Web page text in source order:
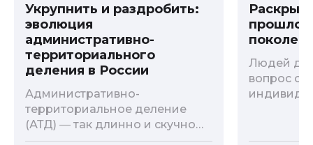
Укрупнить и раздробить:
эволюция
административно-
территориального
деления в России
Административно-
территориальное деление
(АТД) ― так длинно и скучно
называется разграничение
Людей
вопрос о
и